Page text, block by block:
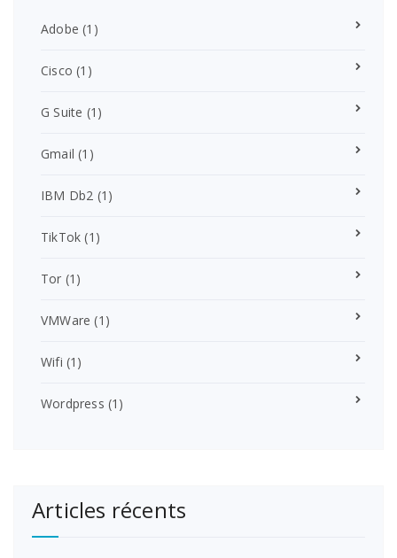
Adobe (1)
Cisco (1)
G Suite (1)
Gmail (1)
IBM Db2 (1)
TikTok (1)
Tor (1)
VMWare (1)
Wifi (1)
Wordpress (1)
Articles récents